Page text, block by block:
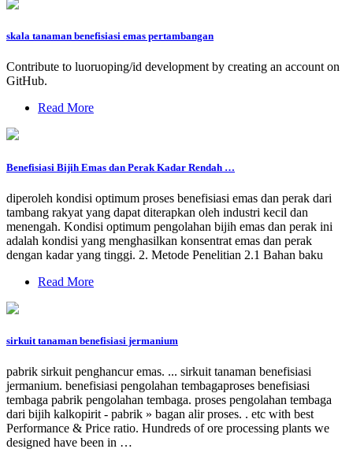
skala tanaman benefisiasi emas pertambangan
Contribute to luoruoping/id development by creating an account on
GitHub.
Read More
Benefisiasi Bijih Emas dan Perak Kadar Rendah …
diperoleh kondisi optimum proses benefisiasi emas dan perak dari
tambang rakyat yang dapat diterapkan oleh industri kecil dan
menengah. Kondisi optimum pengolahan bijih emas dan perak ini
adalah kondisi yang menghasilkan konsentrat emas dan perak
dengan kadar yang tinggi. 2. Metode Penelitian 2.1 Bahan baku
Read More
sirkuit tanaman benefisiasi jermanium
pabrik sirkuit penghancur emas. ... sirkuit tanaman benefisiasi
jermanium. benefisiasi pengolahan tembagaproses benefisiasi
tembaga pabrik pengolahan tembaga. proses pengolahan tembaga
dari bijih kalkopirit - pabrik » bagan alir proses. . etc with best
Performance & Price ratio. Hundreds of ore processing plants we
designed have been in …